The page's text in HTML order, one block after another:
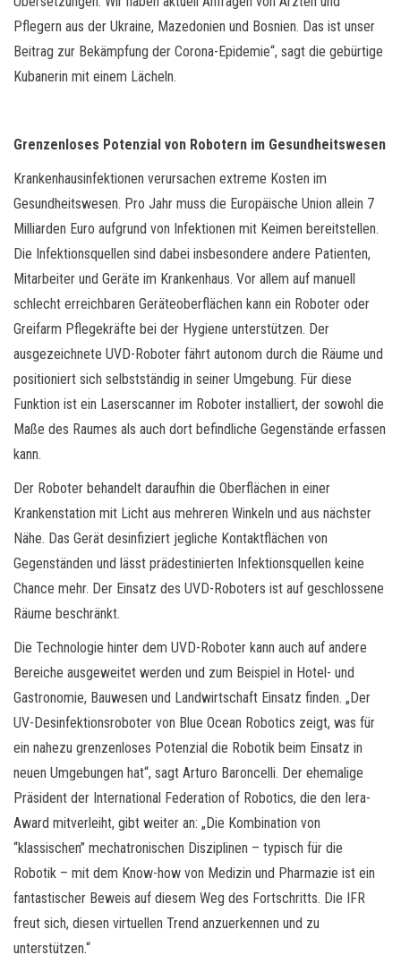
Pflegern aus der Ukraine, Mazedonien und Bosnien. Das ist unser
Beitrag zur Bekämpfung der Corona-Epidemie“, sagt die gebürtige
Kubanerin mit einem Lächeln.
Grenzenloses Potenzial von Robotern im Gesundheitswesen
Krankenhausinfektionen verursachen extreme Kosten im
Gesundheitswesen. Pro Jahr muss die Europäische Union allein 7
Milliarden Euro aufgrund von Infektionen mit Keimen bereitstellen.
Die Infektionsquellen sind dabei insbesondere andere Patienten,
Mitarbeiter und Geräte im Krankenhaus. Vor allem auf manuell
schlecht erreichbaren Geräteoberflächen kann ein Roboter oder
Greifarm Pflegekräfte bei der Hygiene unterstützen. Der
ausgezeichnete UVD-Roboter fährt autonom durch die Räume und
positioniert sich selbstständig in seiner Umgebung. Für diese
Funktion ist ein Laserscanner im Roboter installiert, der sowohl die
Maße des Raumes als auch dort befindliche Gegenstände erfassen
kann.
Der Roboter behandelt daraufhin die Oberflächen in einer
Krankenstation mit Licht aus mehreren Winkeln und aus nächster
Nähe. Das Gerät desinfiziert jegliche Kontaktflächen von
Gegenständen und lässt prädestinierten Infektionsquellen keine
Chance mehr. Der Einsatz des UVD-Roboters ist auf geschlossene
Räume beschränkt.
Die Technologie hinter dem UVD-Roboter kann auch auf andere
Bereiche ausgeweitet werden und zum Beispiel in Hotel- und
Gastronomie, Bauwesen und Landwirtschaft Einsatz finden. „Der
UV-Desinfektionsroboter von Blue Ocean Robotics zeigt, was für
ein nahezu grenzenloses Potenzial die Robotik beim Einsatz in
neuen Umgebungen hat“, sagt Arturo Baroncelli. Der ehemalige
Präsident der International Federation of Robotics, die den Iera-
Award mitverleiht, gibt weiter an: „Die Kombination von
“klassischen” mechatronischen Disziplinen – typisch für die
Robotik – mit dem Know-how von Medizin und Pharmazie ist ein
fantastischer Beweis auf diesem Weg des Fortschritts. Die IFR
freut sich, diesen virtuellen Trend anzuerkennen und zu
unterstützen.“